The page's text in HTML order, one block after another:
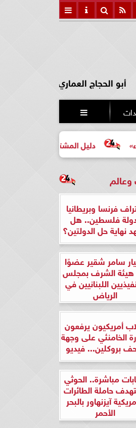
أبو الحجاج العماري

دليل المشتري لأول مرة لاختيار
فرنسا وبريطانيا
فلسطين.. هل
نهاية حل الدولتين؟
سامر شقير عضوًا
الشرف بمجلس
اللبنانيين في
الرياض
أمريكيون يرفعون
الخامنئي على وجهة
بروكلين... فيديو
مباشرة.. الحوثي
حاملة الطائرات
آيزنهاور بالبحر
الأحمر